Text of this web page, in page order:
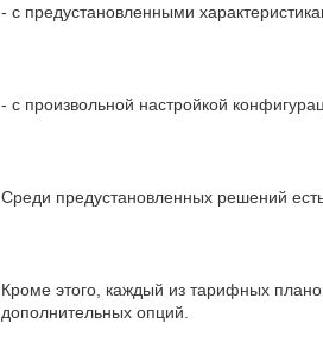
- с предустановленными
- с произвольной настройкой
Среди предустановленных решений
Кроме этого, каждый из тарифных
дополнительных опций.